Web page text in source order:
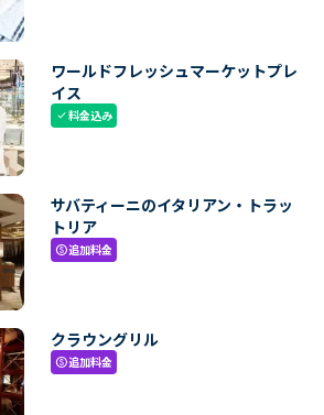
ワールドフレッシュマーケットプレ
イス
check料金込み
サバティーニのイタリアン・トラッ
トリア
paid追加料金
クラウングリル
paid追加料金